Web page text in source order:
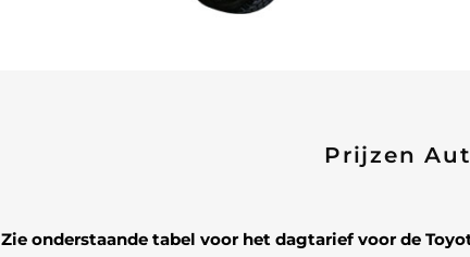
Prijzen
Zie onderstaande tabel voor het dagtarief voor de